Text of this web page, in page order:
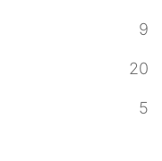
9
20
5